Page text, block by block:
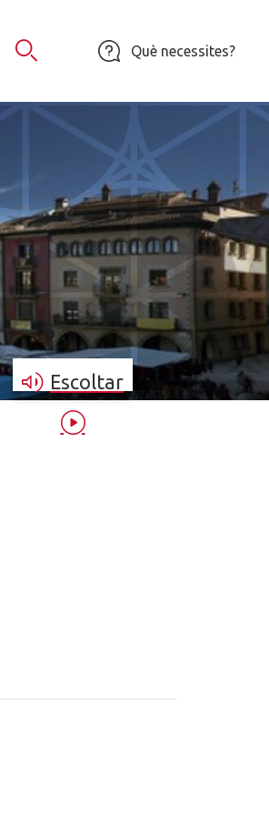
Obrir Cercador
Què necessites?
Escoltar